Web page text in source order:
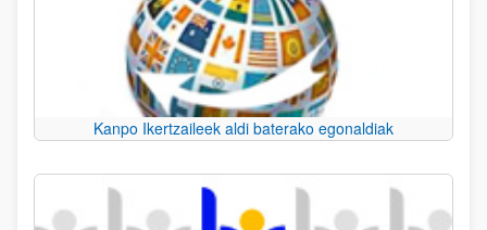
Kanpo Ikertzaileek aldi baterako egonaldiak